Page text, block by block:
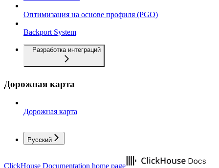
Оптимизация на основе профиля (PGO)
Backport System
Разработка интеграций
Дорожная карта
Дорожная карта
Русский
ClickHouse Documentation home page